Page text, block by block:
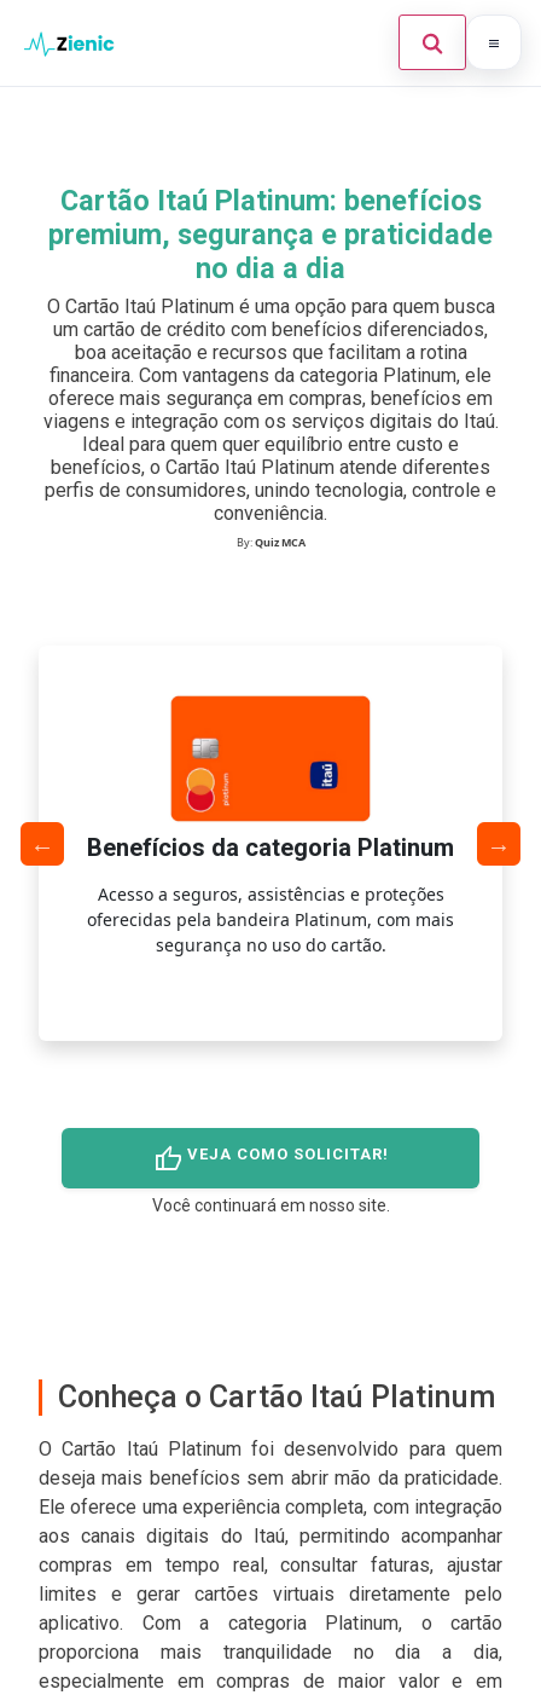
Abrir
Investimento
Legal
Buscar:
Pulsa Enter para buscar o ESC para cerrar.
Cartão Itaú Platinum: benefícios
premium, segurança e praticidade
no dia a dia
O Cartão Itaú Platinum é uma opção para quem busca
um cartão de crédito com benefícios diferenciados,
boa aceitação e recursos que facilitam a rotina
financeira. Com vantagens da categoria Platinum, ele
oferece mais segurança em compras, benefícios em
viagens e integração com os serviços digitais do Itaú.
Ideal para quem quer equilíbrio entre custo e
benefícios, o Cartão Itaú Platinum atende diferentes
perfis de consumidores, unindo tecnologia, controle e
conveniência.
By:Quiz MCA
Benefícios da categoria Platinum
Acesso a seguros, assistências e proteções
oferecidas pela bandeira Platinum, com mais
segurança no uso do cartão.
thumb_up VEJA COMO SOLICITAR!
Você continuará em nosso site.
Conheça o Cartão Itaú Platinum
O Cartão Itaú Platinum foi desenvolvido para quem
deseja mais benefícios sem abrir mão da praticidade.
Ele oferece uma experiência completa, com integração
aos canais digitais do Itaú, permitindo acompanhar
compras em tempo real, consultar faturas, ajustar
limites e gerar cartões virtuais diretamente pelo
aplicativo. Com a categoria Platinum, o cartão
proporciona mais tranquilidade no dia a dia,
especialmente em compras de maior valor e em